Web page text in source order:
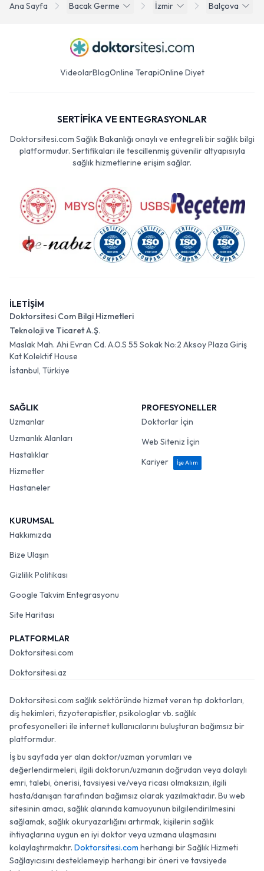
Ana Sayfa Bacak Germe İzmir Balçova
VideolarBlogOnline TerapiOnline Diyet
SERTİFİKA VE ENTEGRASYONLAR
Doktorsitesi.com Sağlık Bakanlığı onaylı ve entegreli bir sağlık bilgi
platformudur. Sertifikaları ile tescillenmiş güvenilir altyapısıyla
sağlık hizmetlerine erişim sağlar.
İLETİŞİM
Doktorsitesi Com Bilgi Hizmetleri
Teknoloji ve Ticaret A.Ş.
Maslak Mah. Ahi Evran Cd. A.O.S 55 Sokak No:2 Aksoy Plaza Giriş
Kat Kolektif House
İstanbul, Türkiye
SAĞLIK
Uzmanlar
Uzmanlık Alanları
Hastalıklar
Hizmetler
Hastaneler
PROFESYONELLER
Doktorlar İçin
Web Siteniz İçin
Kariyer
İşe Alım
KURUMSAL
Hakkımızda
Bize Ulaşın
Gizlilik Politikası
Google Takvim Entegrasyonu
Site Haritası
PLATFORMLAR
Doktorsitesi.com
Doktorsitesi.az
Doktorsitesi.com sağlık sektöründe hizmet veren tıp doktorları,
diş hekimleri, fizyoterapistler, psikologlar vb. sağlık
profesyonelleri ile internet kullanıcılarını buluşturan bağımsız bir
platformdur.
İş bu sayfada yer alan doktor/uzman yorumları ve
değerlendirmeleri, ilgili doktorun/uzmanın doğrudan veya dolaylı
emri, talebi, önerisi, tavsiyesi ve/veya ricası olmaksızın, ilgili
hasta/danışan tarafından bağımsız olarak yazılmaktadır. Bu web
sitesinin amacı, sağlık alanında kamuoyunun bilgilendirilmesini
sağlamak, sağlık okuryazarlığını artırmak, kişilerin sağlık
ihtiyaçlarına uygun en iyi doktor veya uzmana ulaşmasını
kolaylaştırmaktır. Doktorsitesi.com herhangi bir Sağlık Hizmeti
Sağlayıcısını desteklemeyip herhangi bir öneri ve tavsiyede